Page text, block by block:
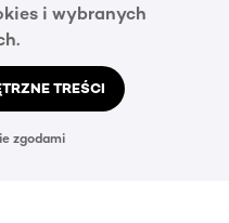
i wybranych
TREŚCI
zgodami